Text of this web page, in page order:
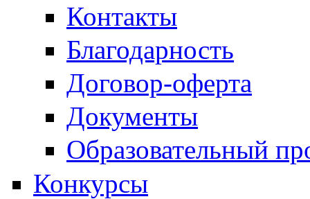
Контакты
Благодарность
Договор-оферта
Документы
Образовательный
Конкурсы